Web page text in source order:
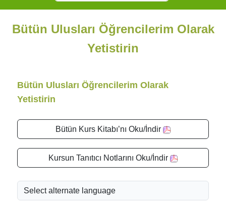
Bütün Ulusları Öğrencilerim Olarak
Yetistirin
Bütün Ulusları Öğrencilerim Olarak
Yetistirin
Bütün Kurs Kitabı’nı Oku/İndir
Kursun Tanıtıcı Notlarını Oku/İndir